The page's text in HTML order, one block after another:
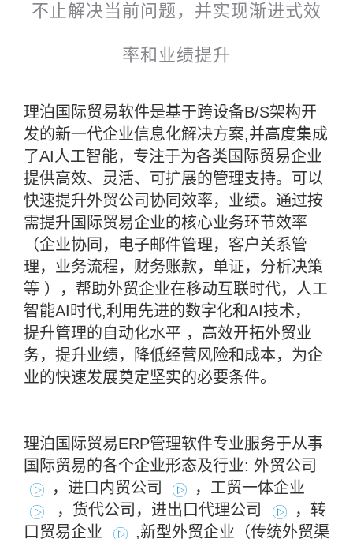
不止解决当前问题，并实现渐进式效
率和业绩提升
理泊国际贸易软件是基于跨设备B/S架构开
发的新一代企业信息化解决方案,并高度集成
了AI人工智能，专注于为各类国际贸易企业
提供高效、灵活、可扩展的管理支持。可以
快速提升外贸公司协同效率，业绩。通过按
需提升国际贸易企业的核心业务环节效率
（企业协同，电子邮件管理，客户关系管
理，业务流程，财务账款，单证，分析决策
等 ），帮助外贸企业在移动互联时代，人工
智能AI时代,利用先进的数字化和AI技术，
提升管理的自动化水平 ，高效开拓外贸业
务，提升业绩，降低经营风险和成本，为企
业的快速发展奠定坚实的必要条件。
理泊国际贸易ERP管理软件专业服务于从事
国际贸易的各个企业形态及行业: 外贸公司
，进口内贸公司
，工贸一体企业
， 货代公司，进出口代理公司
，转
口贸易企业
,新型外贸企业（传统外贸渠